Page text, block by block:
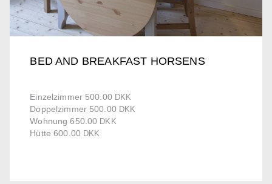
BED AND BREAKFAST HORSENS
Einzelzimmer 500.00 DKK
Doppelzimmer 500.00 DKK
Wohnung 650.00 DKK
Hütte 600.00 DKK